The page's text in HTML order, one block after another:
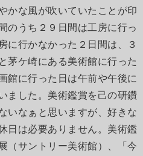
かな風が吹いていたことが印
のうち２９日間は工房に行っ
に行かなかった２日間は、３
茅ケ崎にある美術館に行った
館に行った日は午前や午後に
ました。美術鑑賞を己の研鑽
いなぁと思いますが、好きな
日は必要ありません。美術鑑
（サントリー美術館）、「今